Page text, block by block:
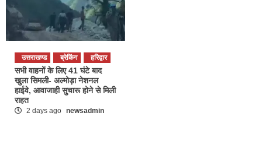
उत्तराखण्ड ब्रेकिंग हरिद्वार
सभी वाहनों के लिए 41 घंटे बाद
खुला सिमली- अल्मोड़ा नेशनल
हाईवे, आवाजाही सुचारू होने से मिली
राहत
2 days ago newsadmin